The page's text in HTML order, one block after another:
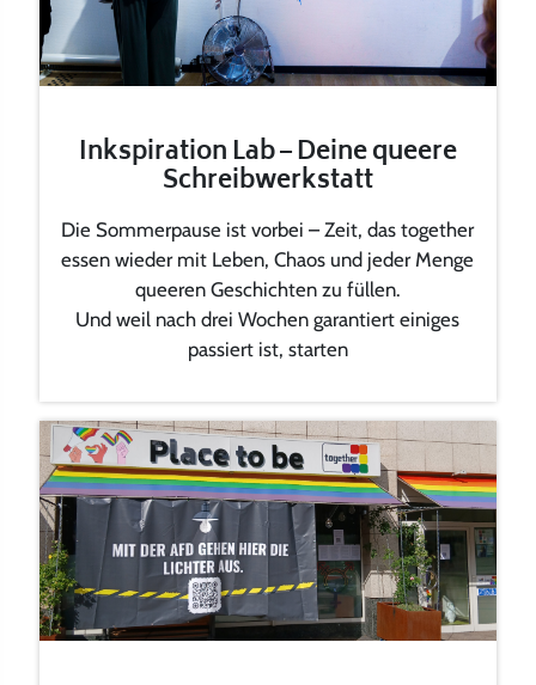
Inkspiration Lab – Deine queere
Schreibwerkstatt
Die Sommerpause ist vorbei – Zeit, das together
essen wieder mit Leben, Chaos und jeder Menge
queeren Geschichten zu füllen.
Und weil nach drei Wochen garantiert einiges
passiert ist, starten